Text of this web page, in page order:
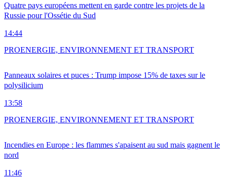
Quatre pays européens mettent en garde contre les projets de la
Russie pour l'Ossétie du Sud
14:44
Panneaux solaires et puces : Trump impose 15% de taxes sur le
polysilicium
13:58
PROENERGIE, ENVIRONNEMENT ET TRANSPORT
Incendies en Europe : les flammes s'apaisent au sud mais gagnent le
nord
11:46
PROENERGIE, ENVIRONNEMENT ET TRANSPORT